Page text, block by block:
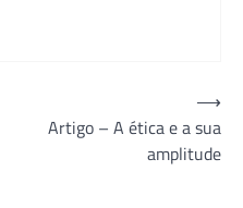
Artigo – A ética e a sua
amplitude
⟶